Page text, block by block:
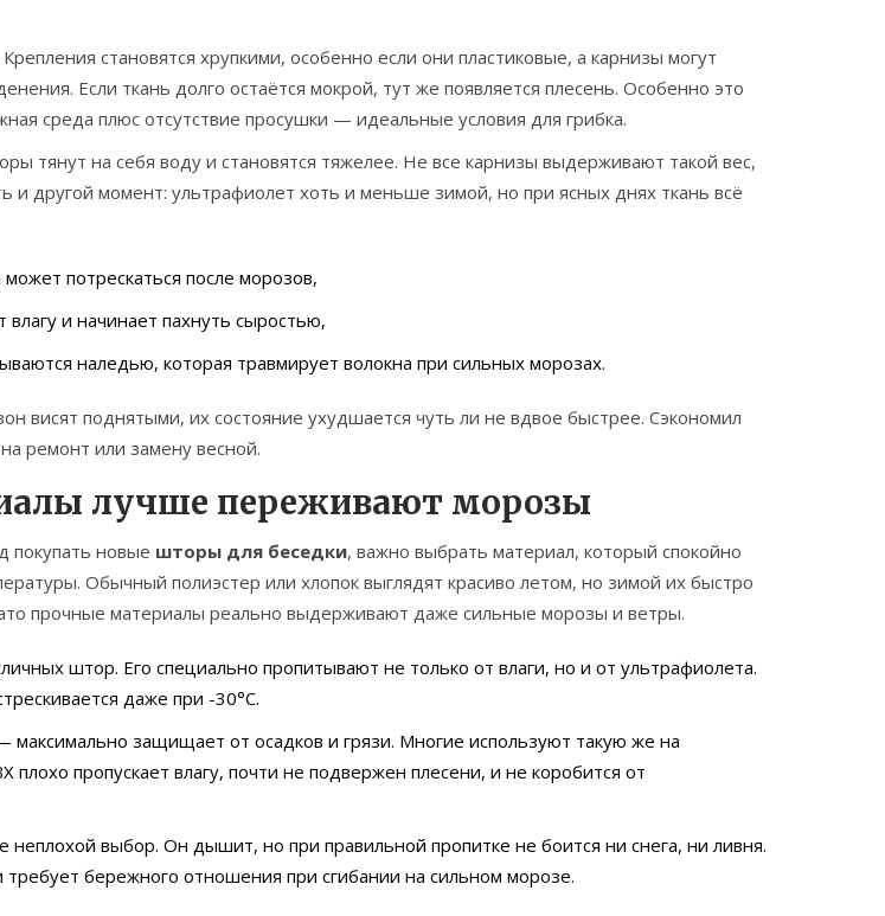
становятся хрупкими, особенно если они пластиковые, а карнизы могут
Если ткань долго остаётся мокрой, тут же появляется плесень. Особенно это
среда плюс отсутствие просушки — идеальные условия для грибка.
тянут на себя воду и становятся тяжелее. Не все карнизы выдерживают такой вес,
и другой момент: ультрафиолет хоть и меньше зимой, но при ясных днях ткань всё
потрескаться после морозов,
влагу и начинает пахнуть сыростью,
наледью, которая травмирует волокна при сильных морозах.
висят поднятыми, их состояние ухудшается чуть ли не вдвое быстрее. Сэкономил
ремонт или замену весной.
лучше переживают морозы
покупать новые шторы для беседки, важно выбрать материал, который спокойно
Обычный полиэстер или хлопок выглядят красиво летом, но зимой их быстро
прочные материалы реально выдерживают даже сильные морозы и ветры.
штор. Его специально пропитывают не только от влаги, но и от ультрафиолета.
даже при -30°C.
максимально защищает от осадков и грязи. Многие используют такую же на
плохо пропускает влагу, почти не подвержен плесени, и не коробится от
выбор. Он дышит, но при правильной пропитке не боится ни снега, ни ливня.
бережного отношения при сгибании на сильном морозе.